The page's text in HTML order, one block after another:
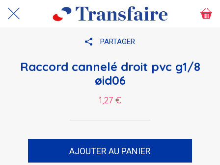
PARTAGER
Raccord cannelé droit pvc g1/8
øid06
1,27 €
AJOUTER AU PANIER